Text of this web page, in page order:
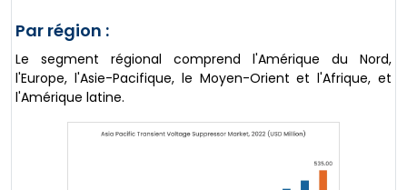
Par région :
Le segment régional comprend l'Amérique du Nord,
l'Europe, l'Asie-Pacifique, le Moyen-Orient et l'Afrique, et
l'Amérique latine.